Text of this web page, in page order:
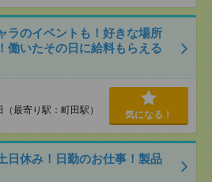
ラのイベントも！好きな場所
働いたその日に給料もらえる
最寄り駅：町田駅） 気になる！
日休み！日勤のお仕事！製品